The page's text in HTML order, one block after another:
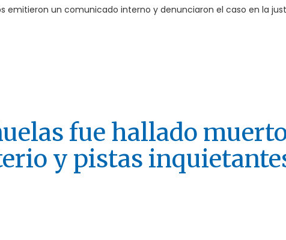
emitieron un comunicado interno y denunciaron el caso en la
fue hallado
y pistas